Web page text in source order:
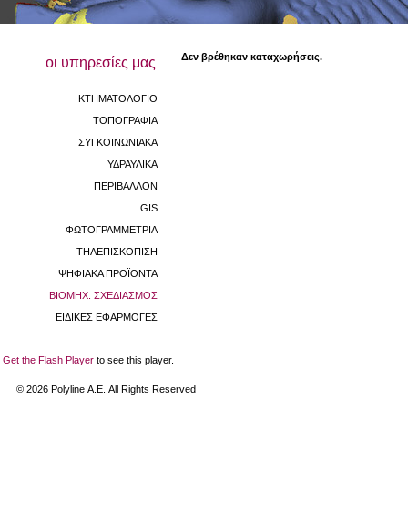
οι υπηρεσίες μας
ΚΤΗΜΑΤΟΛΟΓΙΟ
ΤΟΠΟΓΡΑΦΙΑ
ΣΥΓΚΟΙΝΩΝΙΑΚΑ
ΥΔΡΑΥΛΙΚΑ
ΠΕΡΙΒΑΛΛΟΝ
GIS
ΦΩΤΟΓΡΑΜΜΕΤΡΙΑ
ΤΗΛΕΠΙΣΚΟΠΙΣΗ
ΨΗΦΙΑΚΑ ΠΡΟΪΟΝΤΑ
ΒΙΟΜHX. ΣΧΕΔΙΑΣΜΟΣ
ΕΙΔΙΚΕΣ ΕΦΑΡΜΟΓΕΣ
Δεν βρέθηκαν καταχωρήσεις.
Get the Flash Player to see this player.
© 2026 Polyline Α.Ε. All Rights Reserved